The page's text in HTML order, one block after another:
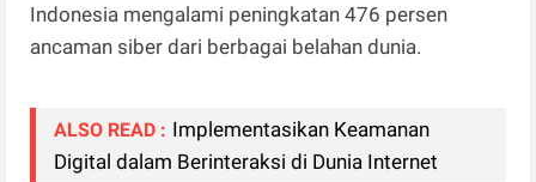
Indonesia mengalami peningkatan 476 persen
ancaman siber dari berbagai belahan dunia.
ALSO READ : Implementasikan Keamanan
Digital dalam Berinteraksi di Dunia Internet